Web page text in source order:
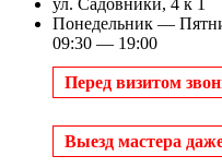
ул. Садовники, 4 к 1
Понедельник —
09:30 — 19:00
Перед визитом
Выезд мастера